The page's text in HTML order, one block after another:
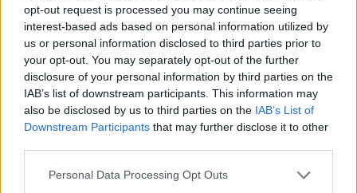
opt-out request is processed you may continue seeing
interest-based ads based on personal information utilized by
us or personal information disclosed to third parties prior to
your opt-out. You may separately opt-out of the further
disclosure of your personal information by third parties on the
IAB’s list of downstream participants. This information may
also be disclosed by us to third parties on the IAB’s List of
Downstream Participants that may further disclose it to other
Please note that this website/app uses one or more Google
Personal Data Processing Opt Outs
„Győztessé tesszük az országot” - hirdette már a
címében is az az interjú, amelybe valaki beleírt
karácsonykor. Nem is akármilyen interjúba. A Kis
Vezetőjébe.